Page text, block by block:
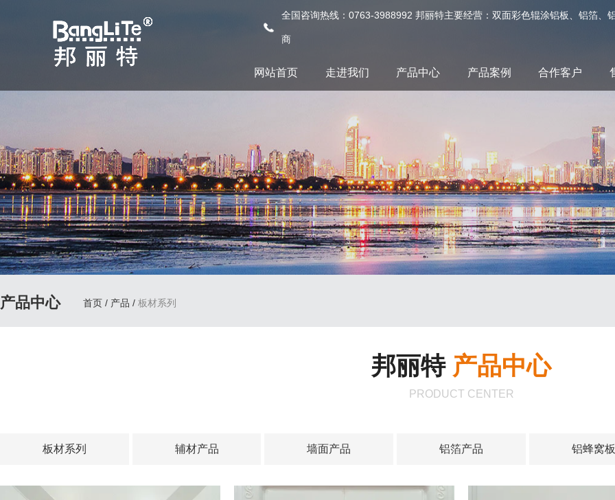
全国咨询热线：0763-3988992 邦丽特主要经营：双面彩色辊涂铝板、铝箔、
商
网站首页 走进我们 产品中心 产品案例 合作客户
产品中心 首页 / 产品 / 板材系列
邦丽特 产品中心
PRODUCT CENTER
板材系列 辅材产品 墙面产品 铝箔产品 铝蜂窝板